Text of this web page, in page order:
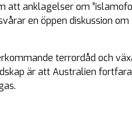
att anklagelser om
en öppen diskussion om
terrordåd och
är att Australien